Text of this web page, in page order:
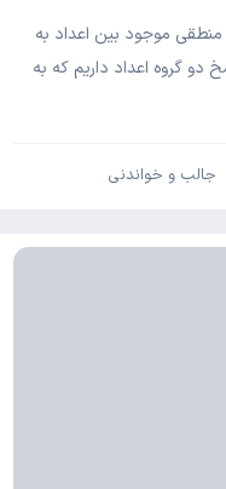
موجود بین اعداد به
گروه اعداد داریم که به
جالب و خواندنی